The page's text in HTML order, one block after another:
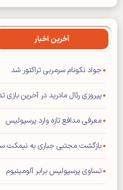
آخرین اخبار
جواد نکونام سرمربی تراکتور شد
پیروزی رئال مادرید در آخرین بازی
معرفی مدافع تازه وارد پرسپولیس
بازگشت مجتبی جباری به نیمکت
تساوی پرسپولیس برابر آلومینیوم